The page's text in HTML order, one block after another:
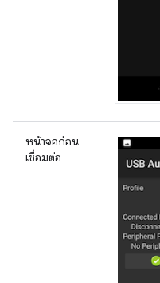
หน้าจอก่อน
เชื่อมต่อ